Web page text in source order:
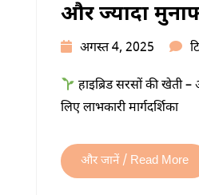
और ज्यादा
अगस्त 4, 2025
हाइब्रिड सरसों की खेती
लिए लाभकारी मार्गदर्शिका
और जानें / Read More